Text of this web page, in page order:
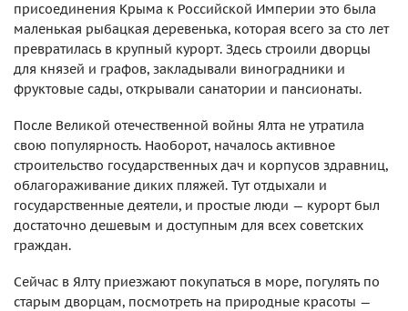
присоединения Крыма к Российской Империи это была
маленькая рыбацкая деревенька, которая всего за сто лет
превратилась в крупный курорт. Здесь строили дворцы
для князей и графов, закладывали виноградники и
фруктовые сады, открывали санатории и пансионаты.
После Великой отечественной войны Ялта не утратила
свою популярность. Наоборот, началось активное
строительство государственных дач и корпусов здравниц,
облагораживание диких пляжей. Тут отдыхали и
государственные деятели, и простые люди — курорт был
достаточно дешевым и доступным для всех советских
граждан.
Сейчас в Ялту приезжают покупаться в море, погулять по
старым дворцам, посмотреть на природные красоты —